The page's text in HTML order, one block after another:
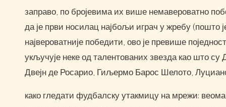
заправо, по бројевима их више немавероватно
да је први носилац најбољи играч у жребу (пошто
највероватније победити, ово је превише
укључује неке од талентованих звезда као што
Двејн де Росарио, Гиљермо Барос Шелото,
како гледати фудбалску утакмицу на мрежи: